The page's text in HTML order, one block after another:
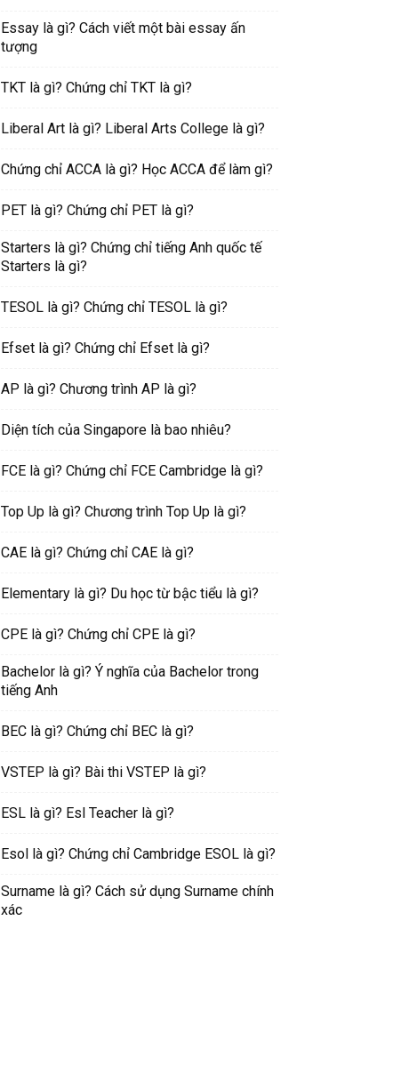
Essay là gì? Cách viết một bài essay ấn
tượng
TKT là gì? Chứng chỉ TKT là gì?
Liberal Art là gì? Liberal Arts College là gì?
Chứng chỉ ACCA là gì? Học ACCA để làm gì?
PET là gì? Chứng chỉ PET là gì?
Starters là gì? Chứng chỉ tiếng Anh quốc tế
Starters là gì?
TESOL là gì? Chứng chỉ TESOL là gì?
Efset là gì? Chứng chỉ Efset là gì?
AP là gì? Chương trình AP là gì?
Diện tích của Singapore là bao nhiêu?
FCE là gì? Chứng chỉ FCE Cambridge là gì?
Top Up là gì? Chương trình Top Up là gì?
CAE là gì? Chứng chỉ CAE là gì?
Elementary là gì? Du học từ bậc tiểu là gì?
CPE là gì? Chứng chỉ CPE là gì?
Bachelor là gì? Ý nghĩa của Bachelor trong
tiếng Anh
BEC là gì? Chứng chỉ BEC là gì?
VSTEP là gì? Bài thi VSTEP là gì?
ESL là gì? Esl Teacher là gì?
Esol là gì? Chứng chỉ Cambridge ESOL là gì?
Surname là gì? Cách sử dụng Surname chính
xác